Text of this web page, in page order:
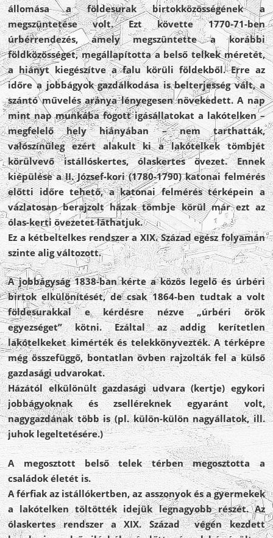
állomása a földesurak birtokközösségének a
megszüntetése volt. Ezt követte 1770-71-ben
úrbérrendezés, amely megszüntette a korábbi
földközösséget, megállapította a belső telkek méretét,
a hiányt kiegészítve a falu körüli földekből. Erre az
időre a jobbágyok gazdálkodása is belterjesség vált, a
szántó művelés aránya lényegesen növekedett. A nap
mint nap munkába fogott igásállatokat a lakótelken –
megfelelő hely hiányában – nem tarthatták,
valószínűleg ezért alakult ki a lakótelkek tömbjét
körülvevő istállóskertes, ólaskertes övezet. Ennek
kiépülése a II. József-kori (1780-1790) katonai felmérés
előtti időre tehető, a katonai felmérés térképein a
vázlatosan berajzolt házak tömbje körül már ezt az
ólas-kerti övezetet láthatjuk.
Ez a kétbeltelkes rendszer a XIX. Század egész folyamán
szinte alig változott.
A jobbágyság 1838-ban kérte a közös legelő és úrbéri
birtok elkülönítését, de csak 1864-ben tudtak a volt
földesurakkal e kérdésre nézve „úrbéri örök
egyezséget” kötni. Ezáltal az addig kerítetlen
lakótelkeket kimérték és telekkönyvezték. A térképre
még összefüggő, bontatlan övben rajzolták fel a külső
gazdasági udvarokat.
Házától elkülönült gazdasági udvara (kertje) egykori
jobbágyoknak és zselléreknek egyaránt volt,
nagygazdának több is (pl. külön-külön nagyállatok, ill.
juhok legeltetésére.)
A megosztott belső telek térben megosztotta a
családok életét is.
A férfiak az istállókertben, az asszonyok és a gyermekek
a lakótelken töltötték idejük legnagyobb részét. Az
ólaskertes rendszer a XIX. Század végén kezdett